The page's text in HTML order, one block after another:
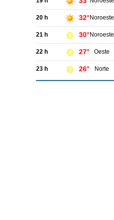
20 h 32° Noroeste
21 h 30° Noroeste
22 h 27° Oeste
23 h 26° Norte